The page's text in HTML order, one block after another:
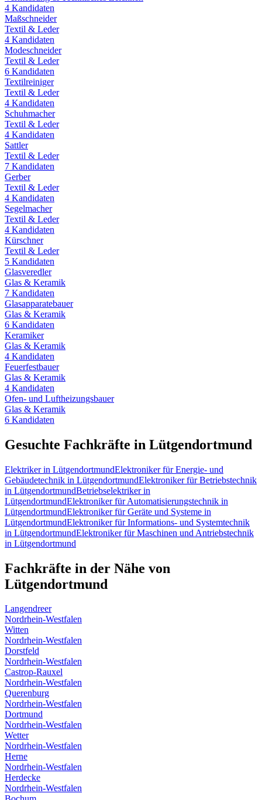
4 Kandidaten
Maßschneider
Textil & Leder
4 Kandidaten
Modeschneider
Textil & Leder
6 Kandidaten
Textilreiniger
Textil & Leder
4 Kandidaten
Schuhmacher
Textil & Leder
4 Kandidaten
Sattler
Textil & Leder
7 Kandidaten
Gerber
Textil & Leder
4 Kandidaten
Segelmacher
Textil & Leder
4 Kandidaten
Kürschner
Textil & Leder
5 Kandidaten
Glasveredler
Glas & Keramik
7 Kandidaten
Glasapparatebauer
Glas & Keramik
6 Kandidaten
Keramiker
Glas & Keramik
4 Kandidaten
Feuerfestbauer
Glas & Keramik
4 Kandidaten
Ofen- und Luftheizungsbauer
Glas & Keramik
6 Kandidaten
Gesuchte Fachkräfte in Lütgendortmund
Elektrikerin LütgendortmundElektroniker für Energie- und
Gebäudetechnik in LütgendortmundElektroniker für Betriebstechnik
in LütgendortmundBetriebselektrikerin
LütgendortmundElektroniker für Automatisierungstechnik in
LütgendortmundElektroniker für Geräte und Systeme in
LütgendortmundElektroniker für Informations- und Systemtechnik
in LütgendortmundElektroniker für Maschinen und Antriebstechnik
in Lütgendortmund
Fachkräfte in der Nähe von
Lütgendortmund
Langendreer
Nordrhein-Westfalen
Witten
Nordrhein-Westfalen
Dorstfeld
Nordrhein-Westfalen
Castrop-Rauxel
Nordrhein-Westfalen
Querenburg
Nordrhein-Westfalen
Dortmund
Nordrhein-Westfalen
Wetter
Nordrhein-Westfalen
Herne
Nordrhein-Westfalen
Herdecke
Nordrhein-Westfalen